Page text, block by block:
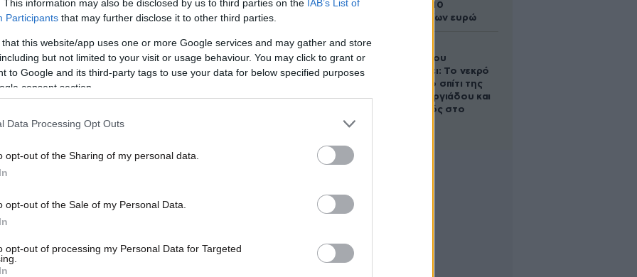
This information may also be disclosed by us to third parties on the IAB’s List of
Participants that may further disclose it to other third parties.
that this website/app uses one or more Google services and may gather and store
but not limited to your visit or usage behaviour. You may click to grant or
to Google and its third-party tags to use your data for below specified purposes
consent section.
Data Processing Opt Outs
opt-out of the Sharing of my personal data.
opt-out of the Sale of my Personal Data.
opt-out of processing my Personal Data for Targeted
Κωνσταντίνο Σπυρόπουλο, ασκήθηκε
ΑΕΚ, νομίμως εκπροσωπούμενης, διότι στις
ΠΑΟΚ, εκφωνήθηκαν υβριστικού
Στεφάν Λανουά, προέδρου της ΚΕΔ/ΕΠΟ.
άλογο των 10
εκατομμυρίων ευρώ
Τζώρτζογλου
αποκαλύπτει: Το νεκρό
έμβρυο στο σπίτι της
Μαρίας Γεωργιάδου και
ο εγκλεισμός στο